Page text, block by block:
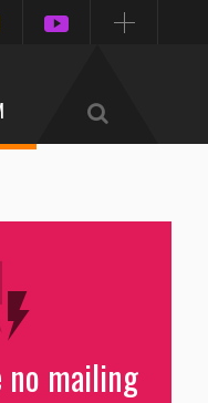
no mailing